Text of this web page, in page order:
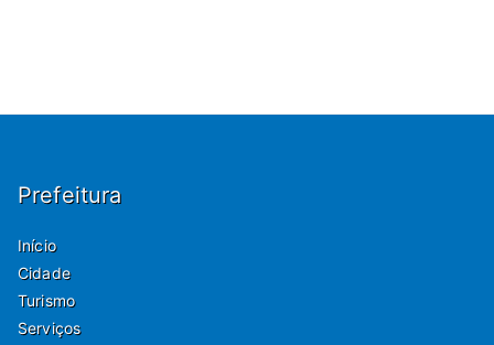
Prefeitura
Início
Cidade
Turismo
Serviços